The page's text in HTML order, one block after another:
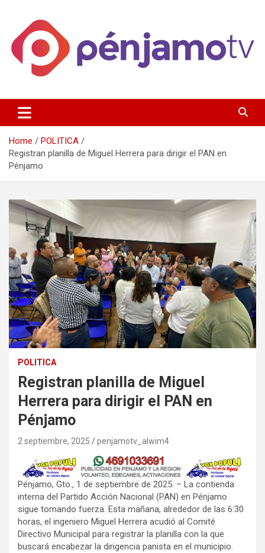
content
Penjamotv
Gto y la region.
Home
POLITICA
Registran planilla de Miguel Herrera para dirigir el PAN en
Pénjamo
POLITICA
Registran planilla de Miguel
Herrera para dirigir el PAN en
Pénjamo
2 septiembre, 2025 penjamotv_alwim4
Pénjamo, Gto., 1 de septiembre de 2025. – La contienda
interna del Partido Acción Nacional (PAN) en Pénjamo
sigue tomando fuerza. Esta mañana, alrededor de las 6:30
horas, el ingeniero Miguel Herrera acudió al Comité
Directivo Municipal para registrar la planilla con la que
buscará encabezar la dirigencia panista en el municipio.